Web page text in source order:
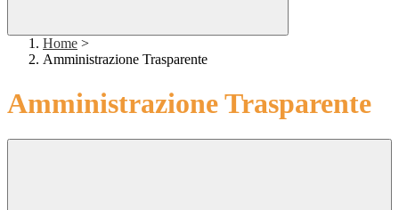
Home >
Amministrazione Trasparente
Amministrazione Trasparente